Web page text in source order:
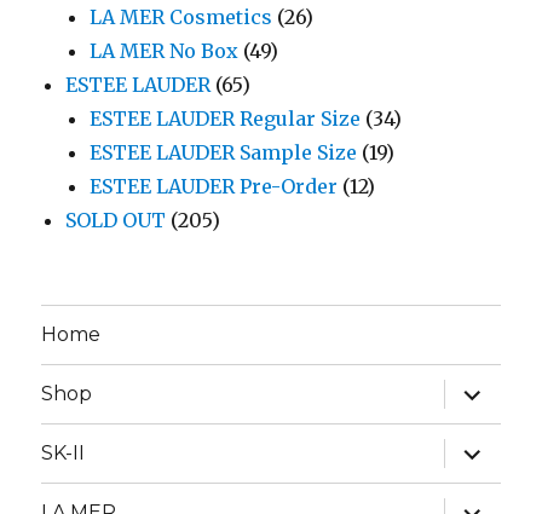
LA MER Cosmetics (26)
LA MER No Box (49)
ESTEE LAUDER (65)
ESTEE LAUDER Regular Size (34)
ESTEE LAUDER Sample Size (19)
ESTEE LAUDER Pre-Order (12)
SOLD OUT (205)
Home
Shop
expand
child
menu
SK-II
expand
child
menu
expand